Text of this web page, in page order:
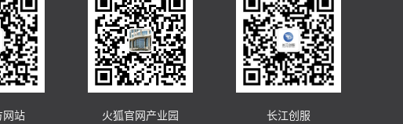
网站
火狐官网产业园 长江创服